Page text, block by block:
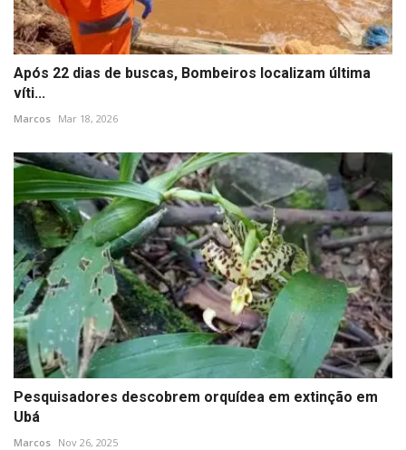
Após 22 dias de buscas, Bombeiros localizam última
víti...
Marcos Mar 18, 2026
Pesquisadores descobrem orquídea em extinção em
Ubá
Marcos Nov 26, 2025